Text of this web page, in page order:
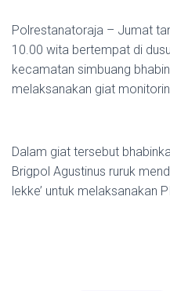
Polrestanatoraja – Jumat
10.00 wita bertempat di
kecamatan simbuang
melaksanakan giat
Dalam giat tersebut
Brigpol Agustinus ruruk
lekke’ untuk melaksanakan